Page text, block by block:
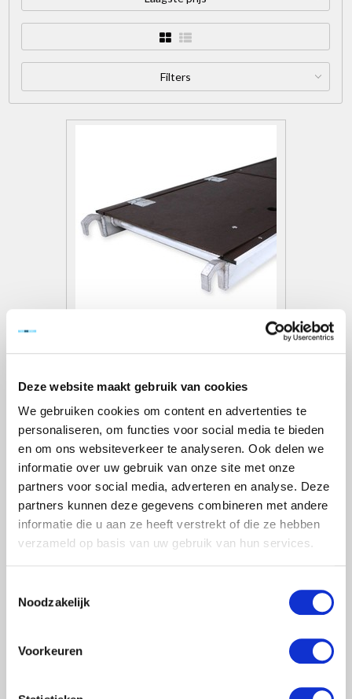
Deze website maakt gebruik van cookies
We gebruiken cookies om content en advertenties te
personaliseren, om functies voor social media te bieden
en om ons websiteverkeer te analyseren. Ook delen we
informatie over uw gebruik van onze site met onze
partners voor social media, adverteren en analyse. Deze
partners kunnen deze gegevens combineren met andere
informatie die u aan ze heeft verstrekt of die ze hebben
verzameld op basis van uw gebruik van hun services.
Noodzakelijk
Voorkeuren
Filters
COMPACT PLATFORM 140 MET
LUIK
€155,00 Excl. btw
€187,55
Toevoegen aan winkelwagen
Laagste prijs
Menu